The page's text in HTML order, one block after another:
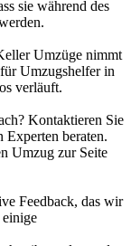
sie während des
Umzüge nimmt
Umzugshelfer in
verläuft.
Kontaktieren Sie
Experten beraten.
Umzug zur Seite
Feedback, das wir